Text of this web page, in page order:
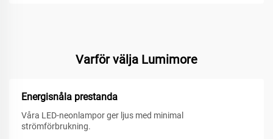
Varför välja Lumimore
Energisnåla prestanda
Våra LED-neonlampor ger ljus med minimal
strömförbrukning.